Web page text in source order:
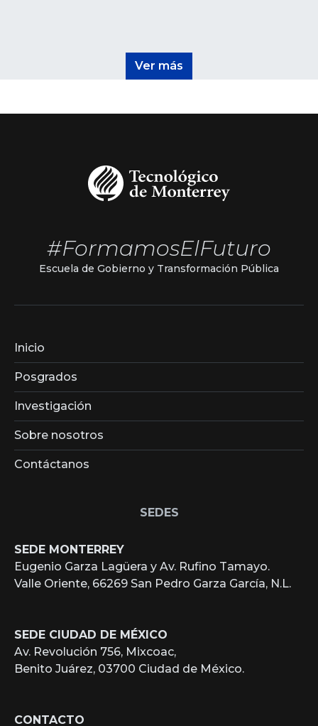
Ver más
#FormamosElFuturo
Escuela de Gobierno y Transformación Pública
Inicio
Posgrados
Investigación
Sobre nosotros
Contáctanos
SEDES
SEDE MONTERREY
Eugenio Garza Lagüera y Av. Rufino Tamayo.
Valle Oriente, 66269 San Pedro Garza García, N.L.
SEDE CIUDAD DE MÉXICO
Av. Revolución 756, Mixcoac,
Benito Juárez, 03700 Ciudad de México.
CONTACTO